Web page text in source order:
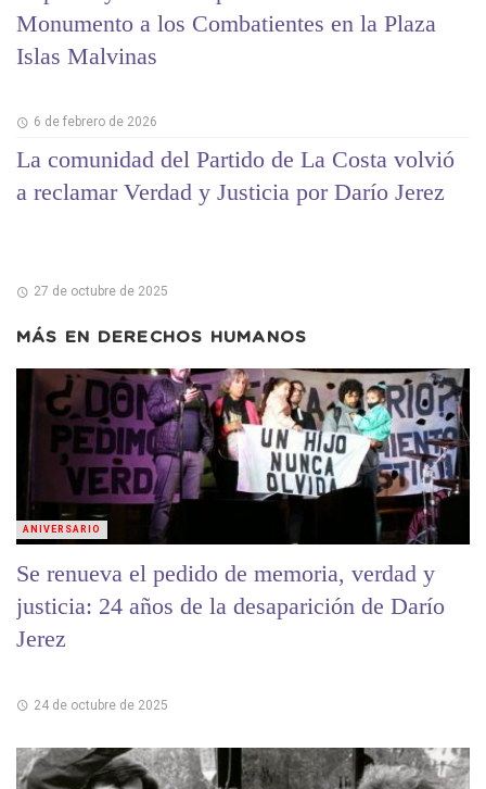
Monumento a los Combatientes en la Plaza
Islas Malvinas
6 de febrero de 2026
La comunidad del Partido de La Costa volvió
a reclamar Verdad y Justicia por Darío Jerez
27 de octubre de 2025
MÁS EN DERECHOS HUMANOS
Se renueva el pedido de memoria, verdad y
justicia: 24 años de la desaparición de Darío
Jerez
24 de octubre de 2025
ANIVERSARIO